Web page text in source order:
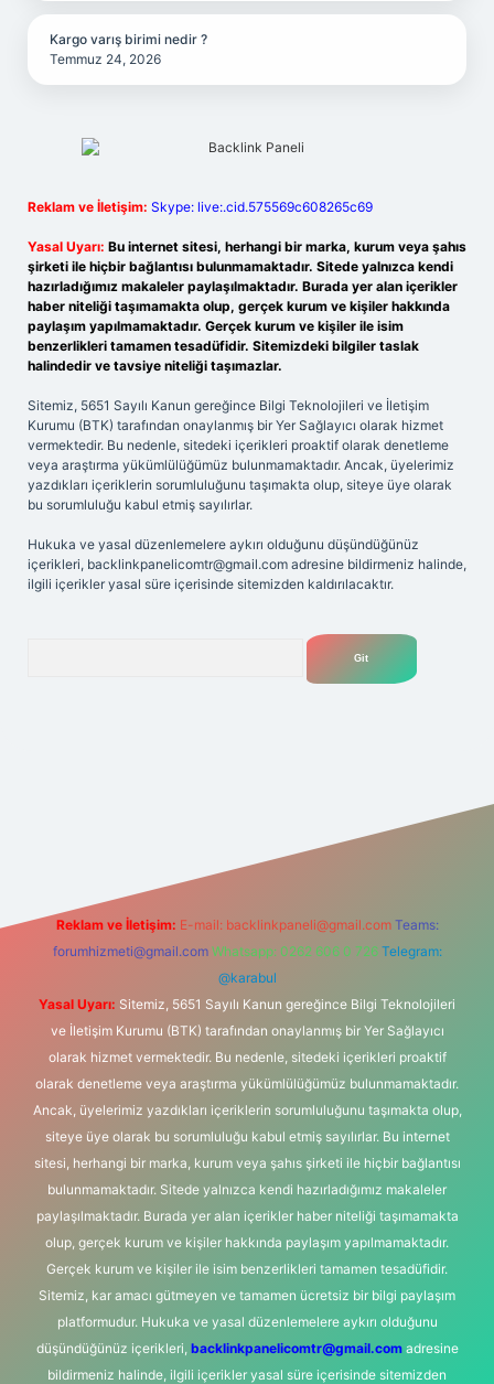
Kargo varış birimi nedir ?
Temmuz 24, 2026
Reklam ve İletişim: Skype: live:.cid.575569c608265c69
Yasal Uyarı: Bu internet sitesi, herhangi bir marka, kurum veya şahıs
şirketi ile hiçbir bağlantısı bulunmamaktadır. Sitede yalnızca kendi
hazırladığımız makaleler paylaşılmaktadır. Burada yer alan içerikler
haber niteliği taşımamakta olup, gerçek kurum ve kişiler hakkında
paylaşım yapılmamaktadır. Gerçek kurum ve kişiler ile isim
benzerlikleri tamamen tesadüfidir. Sitemizdeki bilgiler taslak
halindedir ve tavsiye niteliği taşımazlar.
Sitemiz, 5651 Sayılı Kanun gereğince Bilgi Teknolojileri ve İletişim
Kurumu (BTK) tarafından onaylanmış bir Yer Sağlayıcı olarak hizmet
vermektedir. Bu nedenle, sitedeki içerikleri proaktif olarak denetleme
veya araştırma yükümlülüğümüz bulunmamaktadır. Ancak, üyelerimiz
yazdıkları içeriklerin sorumluluğunu taşımakta olup, siteye üye olarak
bu sorumluluğu kabul etmiş sayılırlar.
Hukuka ve yasal düzenlemelere aykırı olduğunu düşündüğünüz
içerikleri, backlinkpanelicomtr@gmail.com adresine bildirmeniz halinde,
ilgili içerikler yasal süre içerisinde sitemizden kaldırılacaktır.
Reklam ve İletişim: E-mail: backlinkpaneli@gmail.com Teams:
forumhizmeti@gmail.com Whatsapp: 0262 606 0 726 Telegram:
@karabul
Yasal Uyarı: Sitemiz, 5651 Sayılı Kanun gereğince Bilgi Teknolojileri
ve İletişim Kurumu (BTK) tarafından onaylanmış bir Yer Sağlayıcı
olarak hizmet vermektedir. Bu nedenle, sitedeki içerikleri proaktif
olarak denetleme veya araştırma yükümlülüğümüz bulunmamaktadır.
Ancak, üyelerimiz yazdıkları içeriklerin sorumluluğunu taşımakta olup,
siteye üye olarak bu sorumluluğu kabul etmiş sayılırlar. Bu internet
sitesi, herhangi bir marka, kurum veya şahıs şirketi ile hiçbir bağlantısı
bulunmamaktadır. Sitede yalnızca kendi hazırladığımız makaleler
paylaşılmaktadır. Burada yer alan içerikler haber niteliği taşımamakta
olup, gerçek kurum ve kişiler hakkında paylaşım yapılmamaktadır.
Gerçek kurum ve kişiler ile isim benzerlikleri tamamen tesadüfidir.
Sitemiz, kar amacı gütmeyen ve tamamen ücretsiz bir bilgi paylaşım
platformudur. Hukuka ve yasal düzenlemelere aykırı olduğunu
düşündüğünüz içerikleri, backlinkpanelicomtr@gmail.comadresine
bildirmeniz halinde, ilgili içerikler yasal süre içerisinde sitemizden